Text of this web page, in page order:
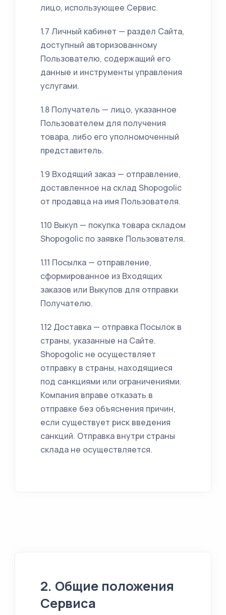
лицо, использующее Сервис.
1.7 Личный кабинет — раздел Сайта,
доступный авторизованному
Пользователю, содержащий его
данные и инструменты управления
услугами.
1.8 Получатель — лицо, указанное
Пользователем для получения
товара, либо его уполномоченный
представитель.
1.9 Входящий заказ — отправление,
доставленное на склад Shopogolic
от продавца на имя Пользователя.
1.10 Выкуп — покупка товара складом
Shopogolic по заявке Пользователя.
1.11 Посылка — отправление,
сформированное из Входящих
заказов или Выкупов для отправки
Получателю.
1.12 Доставка — отправка Посылок в
страны, указанные на Сайте.
Shopogolic не осуществляет
отправку в страны, находящиеся
под санкциями или ограничениями.
Компания вправе отказать в
отправке без объяснения причин,
если существует риск введения
санкций. Отправка внутри страны
склада не осуществляется.
2. Общие положения
Сервиса